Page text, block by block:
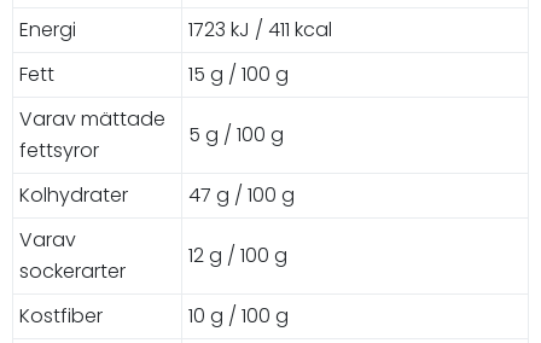
Energi
1723 kJ / 411 kcal
Fett
15 g / 100 g
Varav mättade
fettsyror
5 g / 100 g
Kolhydrater
47 g / 100 g
Varav
sockerarter
12 g / 100 g
Kostfiber
10 g / 100 g